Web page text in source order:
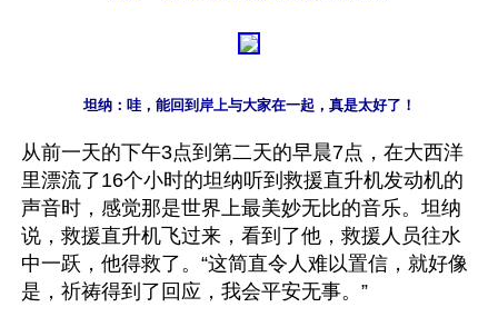
坦纳：哇，能回到岸上与大家在一起，真是太好了！
从前一天的下午3点到第二天的早晨7点，在大西洋
里漂流了16个小时的坦纳听到救援直升机发动机的
声音时，感觉那是世界上最美妙无比的音乐。坦纳
说，救援直升机飞过来，看到了他，救援人员往水
中一跃，他得救了。“这简直令人难以置信，就好像
是，祈祷得到了回应，我会平安无事。”